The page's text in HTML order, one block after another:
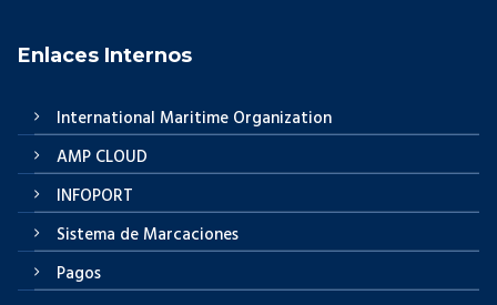
Enlaces Internos
International Maritime Organization
AMP CLOUD
INFOPORT
Sistema de Marcaciones
Pagos